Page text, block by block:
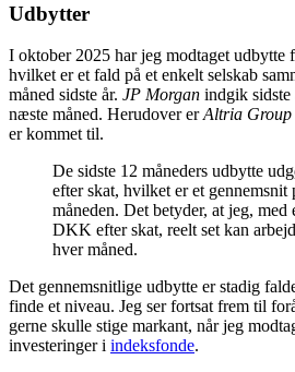
Udbytter
I oktober 2025 har jeg modtaget udbytte
hvilket er et fald på et enkelt selskab
måned sidste år. JP Morgan indgik sidste
næste måned. Herudover erAltria Group
er kommet til.
De sidste 12 måneders udbytte
efter skat, hvilket er et gennemsnit
måneden. Det betyder, at jeg, med
DKK efter skat, reelt set kan
hver måned.
Det gennemsnitlige udbytte er stadig
finde et niveau. Jeg ser fortsat frem til
gerne skulle stige markant, når jeg
investeringer i indeksfonde.